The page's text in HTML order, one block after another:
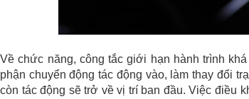
Về chức năng, công tắc giới hạn hành trình
phận chuyển động tác động vào, làm thay đổi
còn tác động sẽ trở về vị trí ban đầu.Việc điều